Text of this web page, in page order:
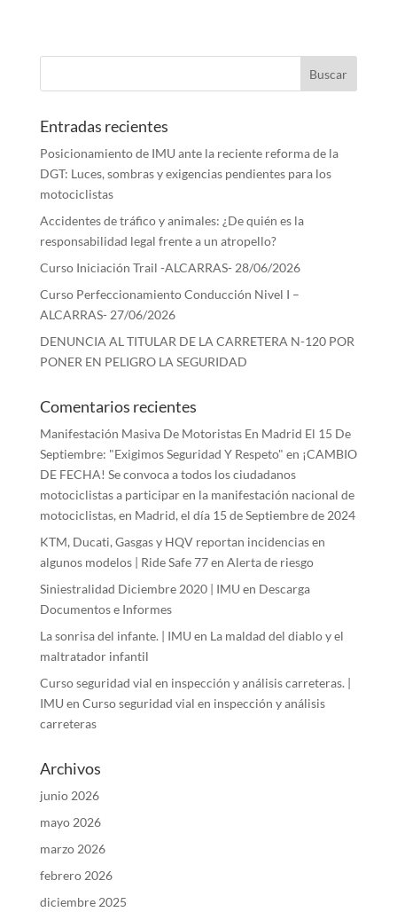
Entradas recientes
Posicionamiento de IMU ante la reciente reforma de la
DGT: Luces, sombras y exigencias pendientes para los
motociclistas
Accidentes de tráfico y animales: ¿De quién es la
responsabilidad legal frente a un atropello?
Curso Iniciación Trail -ALCARRAS- 28/06/2026
Curso Perfeccionamiento Conducción Nivel I –
ALCARRAS- 27/06/2026
DENUNCIA AL TITULAR DE LA CARRETERA N-120 POR
PONER EN PELIGRO LA SEGURIDAD
Comentarios recientes
Manifestación Masiva De Motoristas En Madrid El 15 De
Septiembre: "Exigimos Seguridad Y Respeto" en ¡CAMBIO
DE FECHA! Se convoca a todos los ciudadanos
motociclistas a participar en la manifestación nacional de
motociclistas, en Madrid, el día 15 de Septiembre de 2024
KTM, Ducati, Gasgas y HQV reportan incidencias en
algunos modelos | Ride Safe 77en Alerta de riesgo
Siniestralidad Diciembre 2020 | IMU en Descarga
Documentos e Informes
La sonrisa del infante. | IMU en La maldad del diablo y el
maltratador infantil
Curso seguridad vial en inspección y análisis carreteras. |
IMU en Curso seguridad vial en inspección y análisis
carreteras
Archivos
junio 2026
mayo 2026
marzo 2026
febrero 2026
diciembre 2025